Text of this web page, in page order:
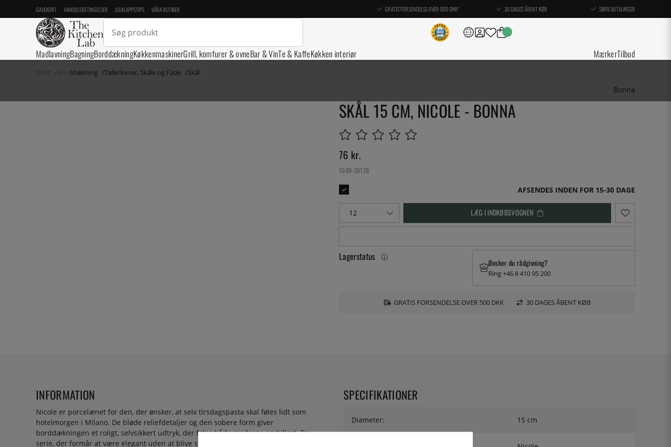
GAVEKORT HANDELSBETINGELSER JULKLAPPSTIPS VÅRA BUTIKER GRATIS FORSENDELSE OVER 500 DKK* 30 DAGES ÅBENT KØB SIKRE BETALINGER
MadlavningBagningBorddækningKøkkenmaskinerGrill, komfurer & ovneBar & VinTe & KaffeKøkken interiør MærkerTilbud
Start Borddækning Tallerkener, Skåle og Fade Skål
Bonna
SKÅL 15 CM, NICOLE - BONNA
76 kr.
1069-35126
AFSENDES INDEN FOR 15-30 DAGE
LÆG I INDKØBSVOGNEN
Lagerstatus
Ønsker du rådgivning?
Ring +46 8 410 95 200
GRATIS FORSENDELSE OVER 500 DKK 30 DAGES ÅBENT KØB
INFORMATION
Nicole er porcelænet for den, der ønsker, at selv tirsdagspasta skal føles lidt som
hotelmorgen i Milano. De bløde reliefdetaljer og den sobere form giver
borddækningen et roligt, selvsikkert udtryk, der føles både moderne og tidløst. En
serie, der formår at være elegant uden at blive stiv.
SPECIFIKATIONER
Diameter: 15 cm